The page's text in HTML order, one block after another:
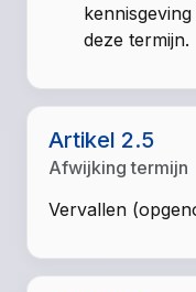
deze termijn.
Artikel 2.5
Afwijking termijn
Vervallen